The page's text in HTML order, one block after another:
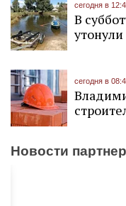
сегодня в
В
сегодня в
Новости